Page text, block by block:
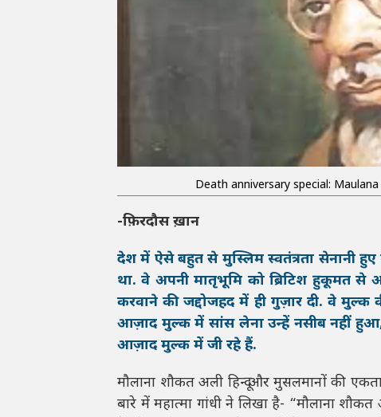
Death anniversary special:
-फ़िरदौस ख़ान
देश में ऐसे बहुत से मुस्लिम स्वतंत्रता सेनानी
था. वे अपनी मातृभूमि को ब्रिटिश हुकूमत से
करवाने की जद्दोजहद में ही गुज़ार दी. वे
आज़ाद मुल्क में सांस लेना उन्हें नसीब नहीं
आज़ाद मुल्क में जी रहे हैं.
मौलाना शौकत अली हिन्दू और मुसलमानों की
बारे में महात्मा गांधी ने लिखा है- “मौलाना